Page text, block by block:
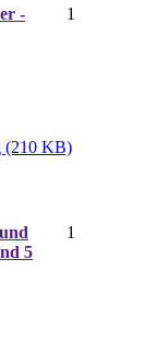
-
1
(210 KB)
5
1